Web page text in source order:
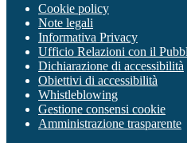
Cookie policy
Note legali
Informativa Privacy
Ufficio Relazioni con il
Dichiarazione di accessibilità
Obiettivi di accessibilità
Whistleblowing
Gestione consensi cookie
Amministrazione trasparente